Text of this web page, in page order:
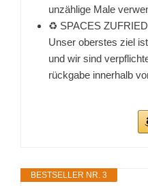
unzählige Male
♻️ SPACES
Unser oberstes ziel
und wir sind
rückgabe innerhalb
BESTSELLER NR. 3